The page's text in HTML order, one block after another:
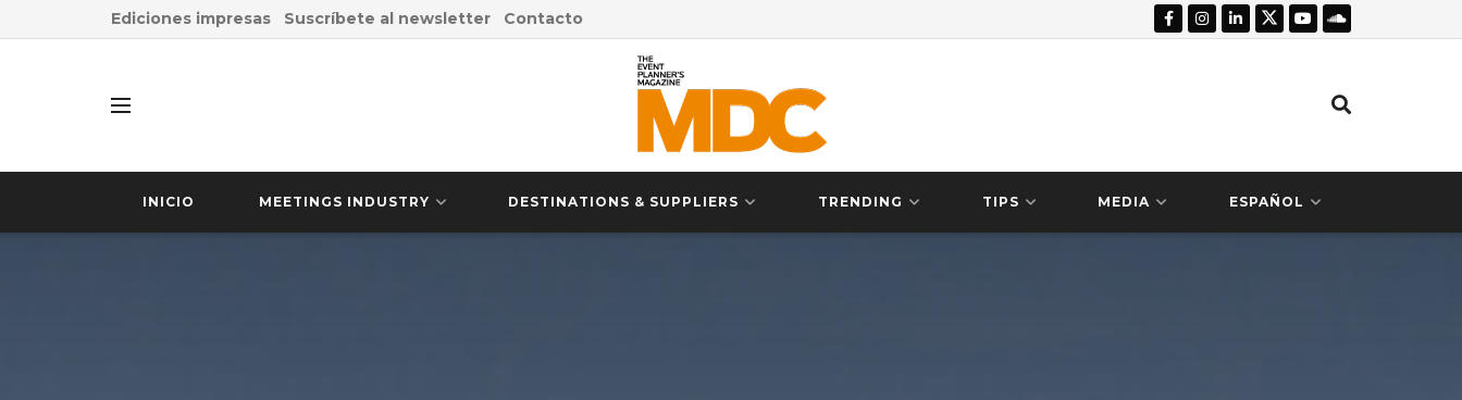
Ediciones impresas Suscríbete al newsletter Contacto
INICIO MEETINGS INDUSTRY DESTINATIONS & SUPPLIERS TRENDING TIPS MEDIA ESPAÑOL